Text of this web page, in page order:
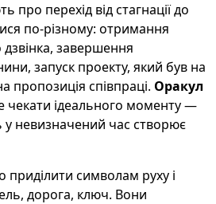
про перехід від стагнації до
по-різному: отримання
завершення
запуск проекту, який був на
пропозиція співпраці. Оракул
чекати ідеального моменту —
у невизначений час створює
приділити символам руху і
дорога, ключ. Вони